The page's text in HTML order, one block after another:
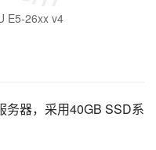
E5-26xx v4
务器，采用40GB SSD系